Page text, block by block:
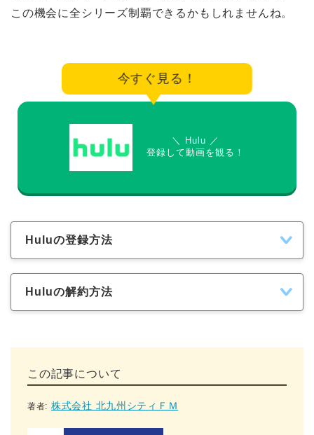
この機会に全シリーズ制覇できるかもしれませんね。
今すぐ見る！
＼ Hulu ／
登録して動画を観る！
Huluの登録方法
Huluの解約方法
この記事について
著者: 株式会社 北九州シティＦＭ